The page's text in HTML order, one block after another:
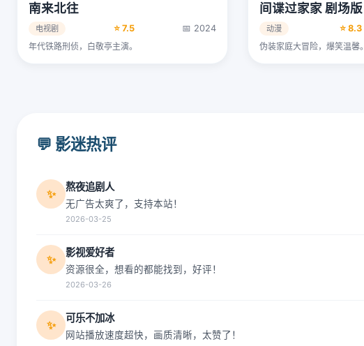
南来北往
电视剧 ⭐ 7.5
📅 2024
年代铁路刑侦，白敬亭主演。
间谍过家家 剧场版
动漫 ⭐ 8.3
伪装家庭大冒险，爆笑温馨。
💬 影迷热评
✨
熬夜追剧人
无广告太爽了，支持本站！
2026-03-25
✨
影视爱好者
资源很全，想看的都能找到，好评！
2026-03-26
✨
可乐不加冰
网站播放速度超快，画质清晰，太赞了！